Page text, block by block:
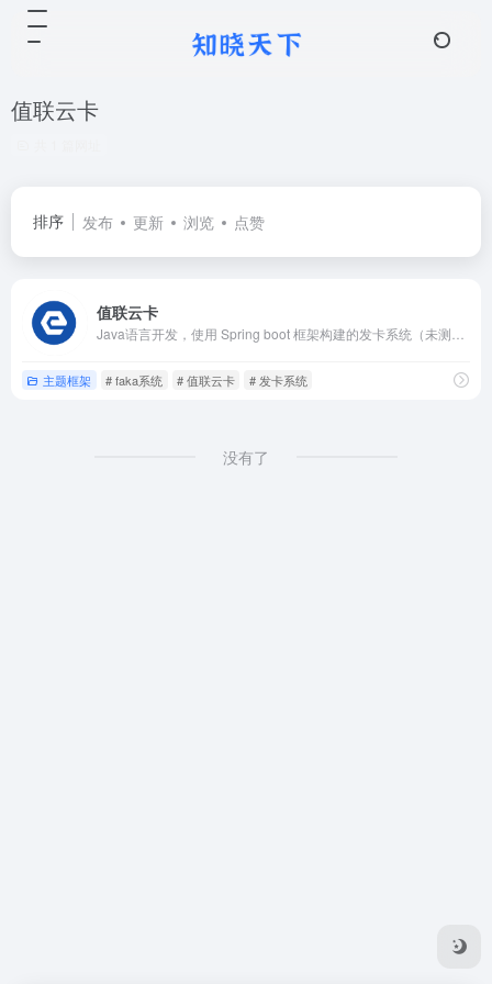
值联云卡
排序 发布 更新 浏览 点赞
值联云卡
主题框架 # faka系统 # 值联云卡 # 发卡系统
没有了